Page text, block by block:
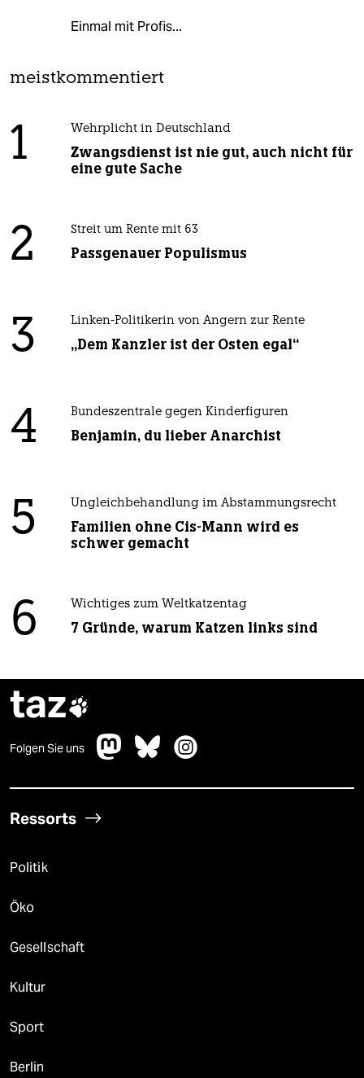
Einmal mit Profis...
meistkommentiert
1 Wehrplicht in Deutschland
Zwangsdienst ist nie gut, auch nicht für
eine gute Sache
2 Streit um Rente mit 63
Passgenauer Populismus
3 Linken-Politikerin von Angern zur Rente
„Dem Kanzler ist der Osten egal“
4 Bundeszentrale gegen Kinderfiguren
Benjamin, du lieber Anarchist
5 Ungleichbehandlung im Abstammungsrecht
Familien ohne Cis-Mann wird es
schwer gemacht
6 Wichtiges zum Weltkatzentag
7 Gründe, warum Katzen links sind
taz
Folgen Sie uns
Ressorts
Politik
Öko
Gesellschaft
Kultur
Sport
Berlin